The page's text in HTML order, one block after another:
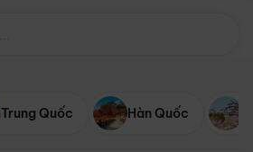
Trung Quốc Hàn Quốc